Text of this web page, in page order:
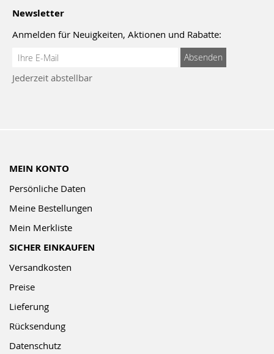
Newsletter
Anmelden für Neuigkeiten, Aktionen und Rabatte:
Anmeldung
Newsletter:
Absenden
Jederzeit abstellbar
MEIN KONTO
Persönliche Daten
Meine Bestellungen
Mein Merkliste
SICHER EINKAUFEN
Versandkosten
Preise
Lieferung
Rücksendung
Datenschutz